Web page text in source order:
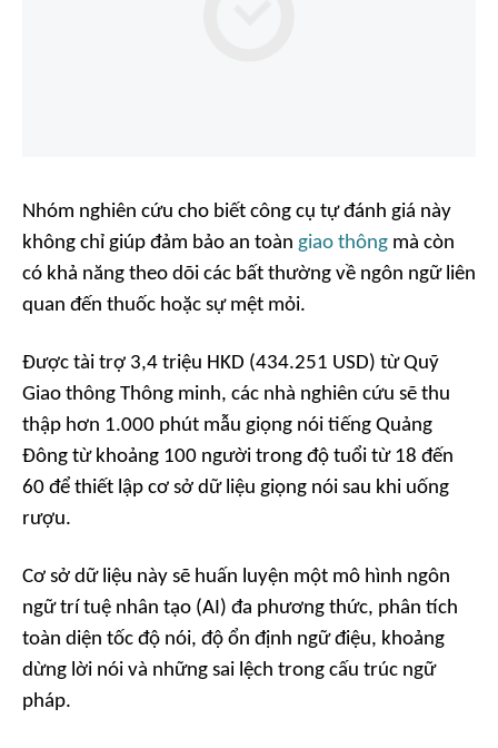
Nhóm nghiên cứu cho biết công cụ tự đánh giá này
không chỉ giúp đảm bảo an toàn giao thông mà còn
có khả năng theo dõi các bất thường về ngôn ngữ liên
quan đến thuốc hoặc sự mệt mỏi.
Được tài trợ 3,4 triệu HKD (434.251 USD) từ Quỹ
Giao thông Thông minh, các nhà nghiên cứu sẽ thu
thập hơn 1.000 phút mẫu giọng nói tiếng Quảng
Đông từ khoảng 100 người trong độ tuổi từ 18 đến
60 để thiết lập cơ sở dữ liệu giọng nói sau khi uống
rượu.
Cơ sở dữ liệu này sẽ huấn luyện một mô hình ngôn
ngữ trí tuệ nhân tạo (AI) đa phương thức, phân tích
toàn diện tốc độ nói, độ ổn định ngữ điệu, khoảng
dừng lời nói và những sai lệch trong cấu trúc ngữ
pháp.